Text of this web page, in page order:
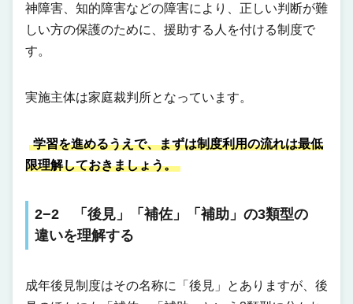
神障害、知的障害などの障害により、正しい判断が難
しい方の保護のために、援助する人を付ける制度で
す。
実施主体は家庭裁判所となっています。
学習を進めるうえで、まずは制度利用の流れは最低
限理解しておきましょう。
2−2 「後見」「補佐」「補助」の3類型の
違いを理解する
成年後見制度はその名称に「後見」とありますが、後